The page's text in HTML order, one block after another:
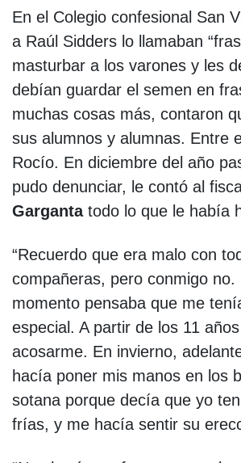
En el Colegio confesional San
a Raúl Sidders lo llamaban
masturbar a los varones y les
debían guardar el semen en
muchas cosas más, contaron
sus alumnos y alumnas. Entre
Rocío. En diciembre del año
pudo denunciar, le contó al
Gargantatodo lo que le había
“Recuerdo que era malo con
compañeras, pero conmigo no.
momento pensaba que me
especial. A partir de los 11
acosarme. En invierno,
hacía poner mis manos en los
sotana porque decía que yo
frías, y me hacía sentir su